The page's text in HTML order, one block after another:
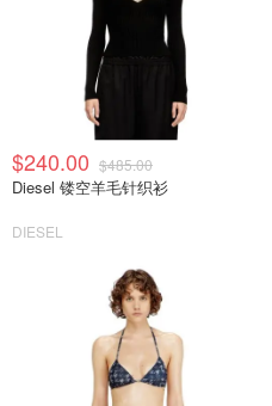
$240.00 $485.00
Diesel 镂空羊毛针织衫
DIESEL